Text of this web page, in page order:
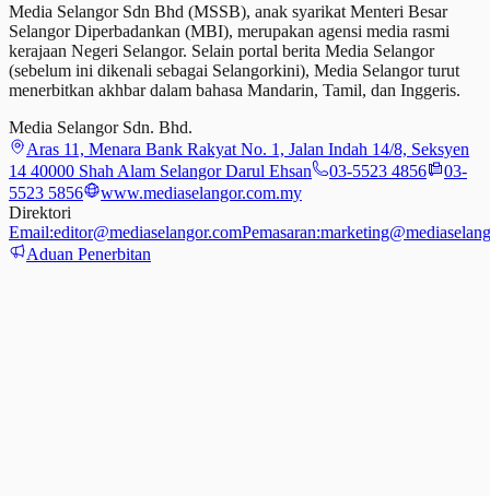
Media Selangor Sdn Bhd (MSSB), anak syarikat Menteri Besar
Selangor Diperbadankan (MBI), merupakan agensi media rasmi
kerajaan Negeri Selangor. Selain portal berita Media Selangor
(sebelum ini dikenali sebagai Selangorkini), Media Selangor turut
menerbitkan akhbar dalam bahasa Mandarin, Tamil, dan Inggeris.
Media Selangor Sdn. Bhd.
Aras 11, Menara Bank Rakyat No. 1, Jalan Indah 14/8, Seksyen
14 40000 Shah Alam Selangor Darul Ehsan
03-5523 4856
03-
5523 5856
www.mediaselangor.com.my
Direktori
Email:editor@mediaselangor.comPemasaran:
Aduan Penerbitan